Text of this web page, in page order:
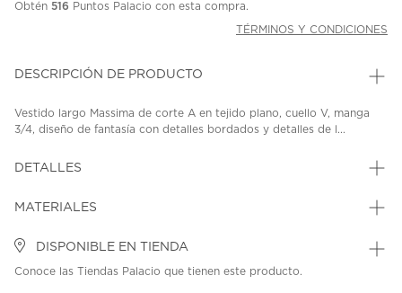
Obtén 516 Puntos Palacio con esta compra.
TÉRMINOS Y CONDICIONES
DESCRIPCIÓN DE PRODUCTO
Vestido largo Massima de corte A en tejido plano, cuello V, manga
3/4, diseño de fantasía con detalles bordados y detalles de l...
DETALLES
MATERIALES
DISPONIBLE EN TIENDA
Conoce las Tiendas Palacio que tienen este producto.